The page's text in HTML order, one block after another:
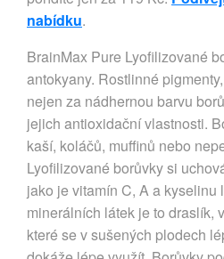
nabídku.
BrainMax Pure Lyofilizované
antokyany. Rostlinné
nejen za nádhernou barvu
jejich antioxidační vlastnosti.
kaší, koláčů, muffinů nebo
Lyofilizované borůvky si
jako je vitamín C, A a kyselinu
minerálních látek je to draslík,
které se v sušených plodech